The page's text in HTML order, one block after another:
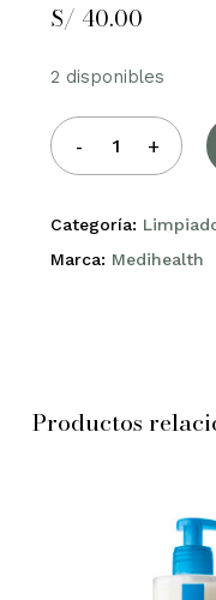
S/ 40.00
2 disponibles
Categoría:
Marca: Medihealth
Productos